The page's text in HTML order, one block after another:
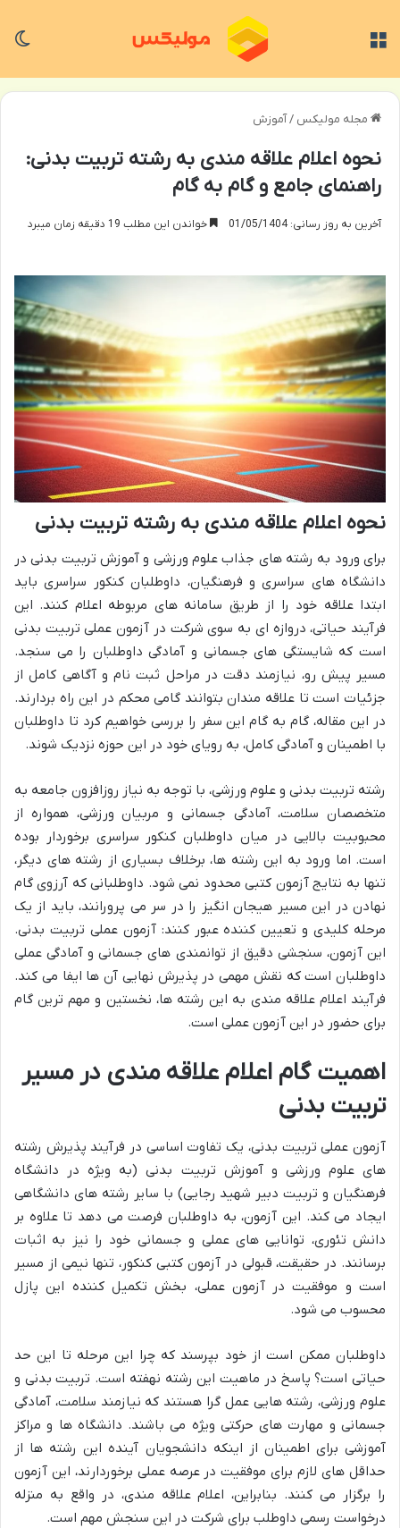
مجله مولیکس /آموزش
نحوه اعلام علاقه مندی به رشته تربیت بدنی:
راهنمای جامع و گام به گام
آخرین به روز رسانی: 01/05/1404 خواندن این مطلب 19 دقیقه زمان میبرد
نحوه اعلام علاقه مندی به رشته تربیت بدنی
برای ورود به رشته های جذاب علوم ورزشی و آموزش تربیت بدنی در
دانشگاه های سراسری و فرهنگیان، داوطلبان کنکور سراسری باید
ابتدا علاقه خود را از طریق سامانه های مربوطه اعلام کنند. این
فرآیند حیاتی، دروازه ای به سوی شرکت در آزمون عملی تربیت بدنی
است که شایستگی های جسمانی و آمادگی داوطلبان را می سنجد.
مسیر پیش رو، نیازمند دقت در مراحل ثبت نام و آگاهی کامل از
جزئیات است تا علاقه مندان بتوانند گامی محکم در این راه بردارند.
در این مقاله، گام به گام این سفر را بررسی خواهیم کرد تا داوطلبان
با اطمینان و آمادگی کامل، به رویای خود در این حوزه نزدیک شوند.
رشته تربیت بدنی و علوم ورزشی، با توجه به نیاز روزافزون جامعه به
متخصصان سلامت، آمادگی جسمانی و مربیان ورزشی، همواره از
محبوبیت بالایی در میان داوطلبان کنکور سراسری برخوردار بوده
است. اما ورود به این رشته ها، برخلاف بسیاری از رشته های دیگر،
تنها به نتایج آزمون کتبی محدود نمی شود. داوطلبانی که آرزوی گام
نهادن در این مسیر هیجان انگیز را در سر می پرورانند، باید از یک
مرحله کلیدی و تعیین کننده عبور کنند: آزمون عملی تربیت بدنی.
این آزمون، سنجشی دقیق از توانمندی های جسمانی و آمادگی عملی
داوطلبان است که نقش مهمی در پذیرش نهایی آن ها ایفا می کند.
فرآیند اعلام علاقه مندی به این رشته ها، نخستین و مهم ترین گام
برای حضور در این آزمون عملی است.
اهمیت گام اعلام علاقه مندی در مسیر
تربیت بدنی
آزمون عملی تربیت بدنی، یک تفاوت اساسی در فرآیند پذیرش رشته
های علوم ورزشی و آموزش تربیت بدنی (به ویژه در دانشگاه
فرهنگیان و تربیت دبیر شهید رجایی) با سایر رشته های دانشگاهی
ایجاد می کند. این آزمون، به داوطلبان فرصت می دهد تا علاوه بر
دانش تئوری، توانایی های عملی و جسمانی خود را نیز به اثبات
برسانند. در حقیقت، قبولی در آزمون کتبی کنکور، تنها نیمی از مسیر
است و موفقیت در آزمون عملی، بخش تکمیل کننده این پازل
محسوب می شود.
داوطلبان ممکن است از خود بپرسند که چرا این مرحله تا این حد
حیاتی است؟ پاسخ در ماهیت این رشته نهفته است. تربیت بدنی و
علوم ورزشی، رشته هایی عمل گرا هستند که نیازمند سلامت، آمادگی
جسمانی و مهارت های حرکتی ویژه می باشند. دانشگاه ها و مراکز
آموزشی برای اطمینان از اینکه دانشجویان آینده این رشته ها از
حداقل های لازم برای موفقیت در عرصه عملی برخوردارند، این آزمون
را برگزار می کنند. بنابراین، اعلام علاقه مندی، در واقع به منزله
درخواست رسمی داوطلب برای شرکت در این سنجش مهم است.